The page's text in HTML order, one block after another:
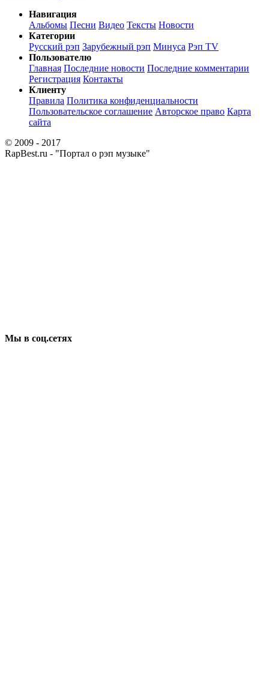
Навигация
Альбомы Песни Видео Тексты Новости
Категории
Русский рэп Зарубежный рэп Минуса Рэп TV
Пользователю
Главная Последние новости Последние комментарии
Регистрация Контакты
Клиенту
Правила Политика конфиденциальности
Пользовательское соглашение Авторское право Карта
сайта
© 2009 - 2017
RapBest.ru - "Портал о рэп музыке"
Мы в соц.сетях